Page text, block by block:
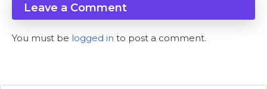
Leave a Comment
You must be logged in to post a comment.